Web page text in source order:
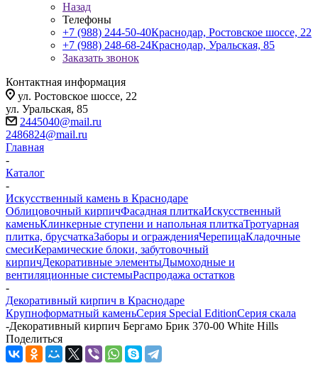
Назад
Телефоны
+7 (988) 244-50-40Краснодар, Ростовское шоссе, 22
+7 (988) 248-68-24Краснодар, Уральская, 85
Заказать звонок
Контактная информация
ул. Ростовское шоссе, 22
ул. Уральская, 85
2445040@mail.ru
2486824@mail.ru
Главная
-
Каталог
-
Искусственный камень в Краснодаре
Облицовочный кирпичФасадная плиткаИскусственный
каменьКлинкерные ступени и напольная плиткаТротуарная
плитка, брусчаткаЗаборы и огражденияЧерепицаКладочные
смесиКерамические блоки, забутовочный
кирпичДекоративные элементыДымоходные и
вентиляционные системыРаспродажа остатков
-
Декоративный кирпич в Краснодаре
Крупноформатный каменьСерия Special EditionСерия скала
-Декоративный кирпич Бергамо Брик 370-00 White Hills
Поделиться